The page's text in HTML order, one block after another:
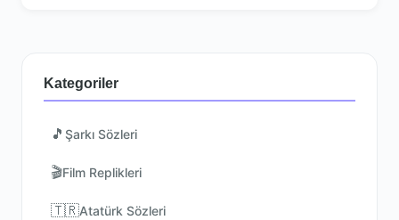
Kategoriler
🎵 Şarkı Sözleri
🎬Film Replikleri
🇹🇷Atatürk Sözleri